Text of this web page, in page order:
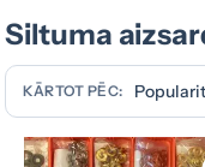
Siltuma
KĀRTOT PĒC: